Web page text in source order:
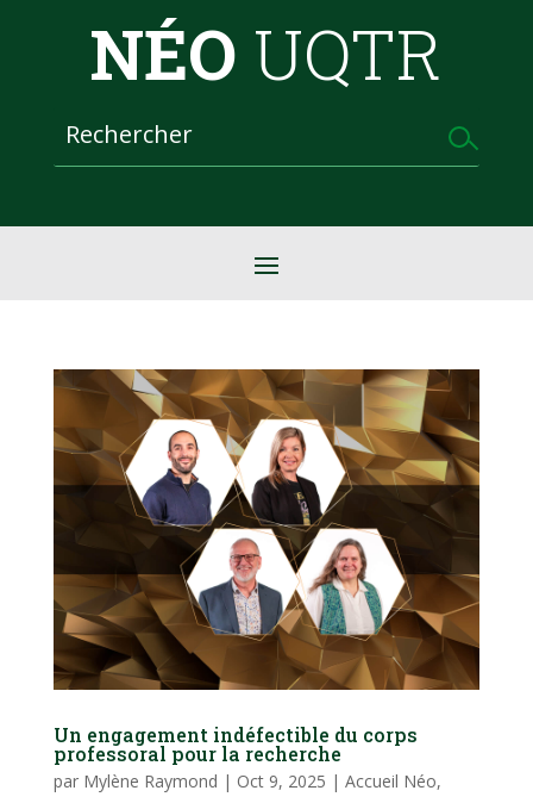
NÉO UQTR
Un engagement indéfectible du corps
professoral pour la recherche
par Mylène Raymond | Oct 9, 2025 | Accueil Néo,